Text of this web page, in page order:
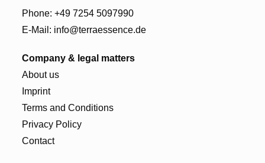
Phone:+49 7254 5097990
E-Mail: info@terraessence.de
Company & legal matters
About us
Imprint
Terms and Conditions
Privacy Policy
Contact